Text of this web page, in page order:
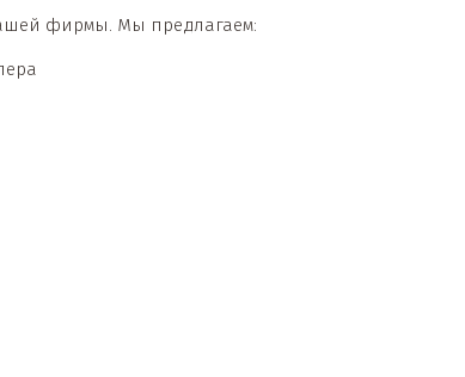
фирмы. Мы предлагаем: